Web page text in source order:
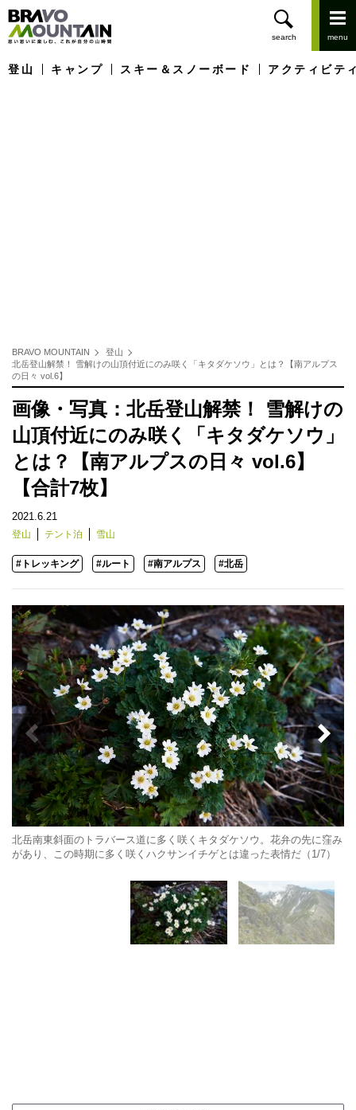
登山 キャンプ スキー＆スノーボード アクティビテ
BRAVO MOUNTAIN
登山
北岳登山解禁！ 雪解けの山頂付近にのみ咲く「キタダケソウ」とは？【南アルプス
の日々 vol.6】
画像・写真：北岳登山解禁！ 雪解けの
山頂付近にのみ咲く「キタダケソウ」
とは？【南アルプスの日々 vol.6】
【合計7枚】
2021.6.21
登山 テント泊 雪山
#トレッキング #ルート #南アルプス #北岳
北岳南東斜面のトラバース道に多く咲くキタダケソウ。花弁の先に窪み
があり、この時期に多く咲くハクサンイチゲとは違った表情だ（1/7）